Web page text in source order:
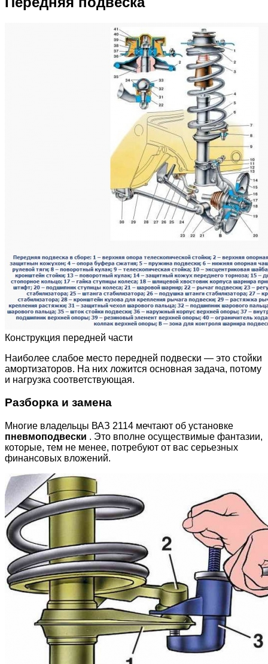
Конструкция передней части
Наиболее слабое место передней подвески — это стойки
амортизаторов. На них ложится основная задача, потому
и нагрузка соответствующая.
Разборка и замена
Многие владельцы ВАЗ 2114 мечтают об установке
пневмоподвески . Это вполне осуществимые фантазии,
которые, тем не менее, потребуют от вас серьезных
финансовых вложений.